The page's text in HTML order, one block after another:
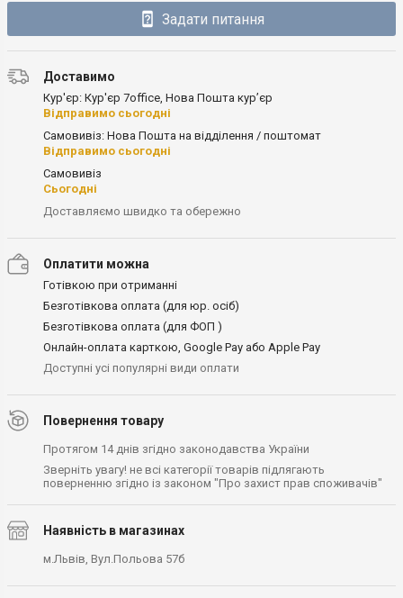
Задати питання
Доставимо
Кур'єр: Кур'єр 7office, Нова Пошта кур’єр
Відправимо сьогодні
Самовивіз: Нова Пошта на відділення / поштомат
Відправимо сьогодні
Самовивіз
Сьогодні
Доставляємо швидко та обережно
Оплатити можна
Готівкою при отриманні
Безготівкова оплата (для юр. осіб)
Безготівкова оплата (для ФОП )
Онлайн-оплата карткою, Google Pay або Apple Pay
Доступні усі популярні види оплати
Повернення товару
Протягом 14 днів згідно законодавства України
Зверніть увагу! не всі категорії товарів підлягають
поверненню згідно із законом "Про захист прав споживачів"
Наявність в магазинах
м.Львів, Вул.Польова 57б